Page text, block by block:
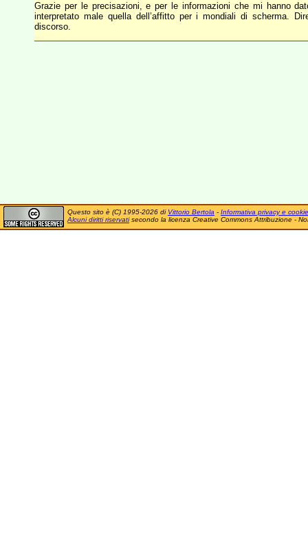
Grazie per le precisazioni, e per le informazioni che mi hanno
interpretato male quella dell’affitto per i mondiali di scherma.
discorso.
Questo sito è (C) 1995-2026 di Vittorio Bertola - Informativa privacy e cookie
Alcuni diritti riservatisecondo la licenza Creative Commons Attribuzione -